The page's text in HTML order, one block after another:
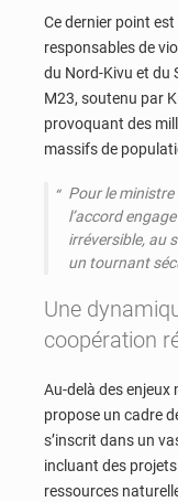
Ce dernier point
responsables de
du Nord-Kivu et du
M23, soutenu par
provoquant des
massifs de
Pour le
l’accord
irréversible, au
un tournant
Une
coopération
Au-delà des enjeux
propose un cadre
s’inscrit dans un
incluant des
ressources